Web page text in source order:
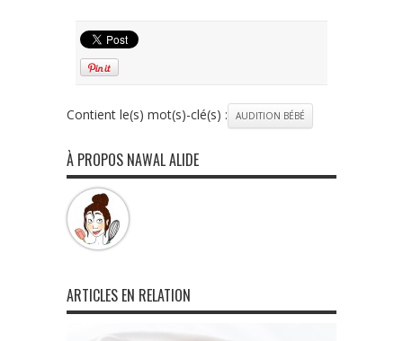
Contient le(s) mot(s)-clé(s) : AUDITION BÉBÉ
À PROPOS NAWAL ALIDE
ARTICLES EN RELATION